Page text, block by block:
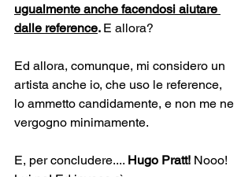
ugualmente anche facendosi aiutare
dalle reference. E allora?
Ed allora, comunque, mi considero un
artista anche io, che uso le reference,
lo ammetto candidamente, e non me ne
vergogno minimamente.
E, per concludere.... Hugo Pratt! Nooo!